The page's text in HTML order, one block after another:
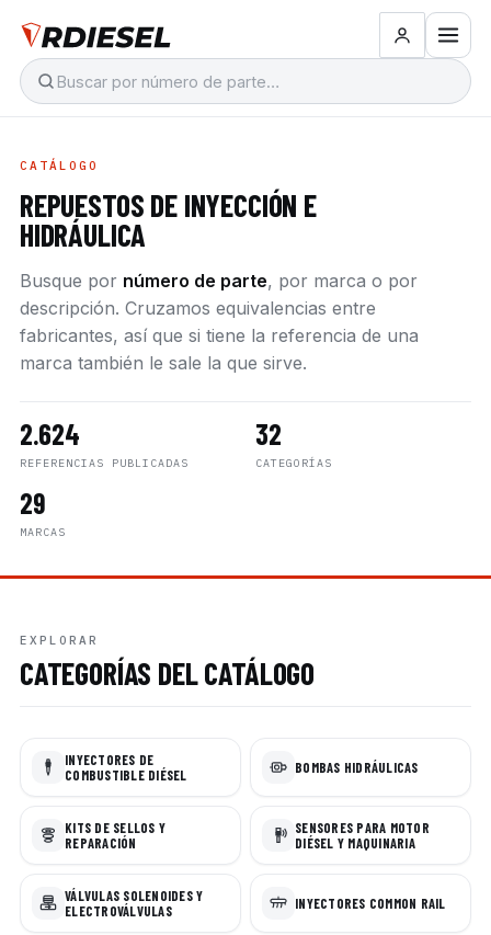
CATÁLOGO
REPUESTOS DE INYECCIÓN E
HIDRÁULICA
Busque por número de parte, por marca o por
descripción. Cruzamos equivalencias entre
fabricantes, así que si tiene la referencia de una
marca también le sale la que sirve.
2.624
REFERENCIAS PUBLICADAS
32
CATEGORÍAS
29
MARCAS
EXPLORAR
CATEGORÍAS DEL CATÁLOGO
INYECTORES DE
COMBUSTIBLE DIÉSEL
BOMBAS HIDRÁULICAS
KITS DE SELLOS Y
REPARACIÓN
SENSORES PARA MOTOR
DIÉSEL Y MAQUINARIA
VÁLVULAS SOLENOIDES Y
ELECTROVÁLVULAS
INYECTORES COMMON RAIL